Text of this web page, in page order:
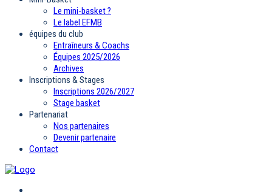
Le mini-basket ?
Le label EFMB
équipes du club
Entraîneurs & Coachs
Équipes 2025/2026
Archives
Inscriptions & Stages
Inscriptions 2026/2027
Stage basket
Partenariat
Nos partenaires
Devenir partenaire
Contact